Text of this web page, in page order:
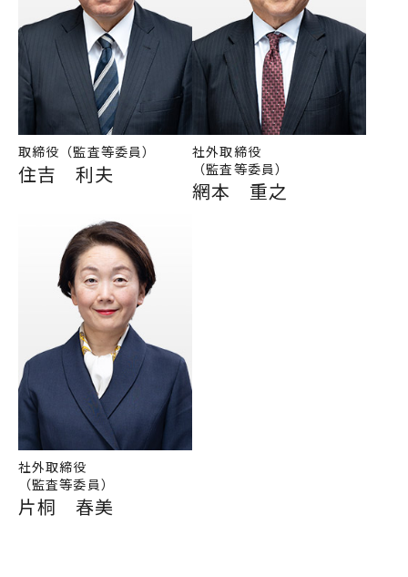
取締役（監査等委員）
住吉 利夫
社外取締役
（監査等委員）
網本 重之
社外取締役
（監査等委員）
片桐 春美